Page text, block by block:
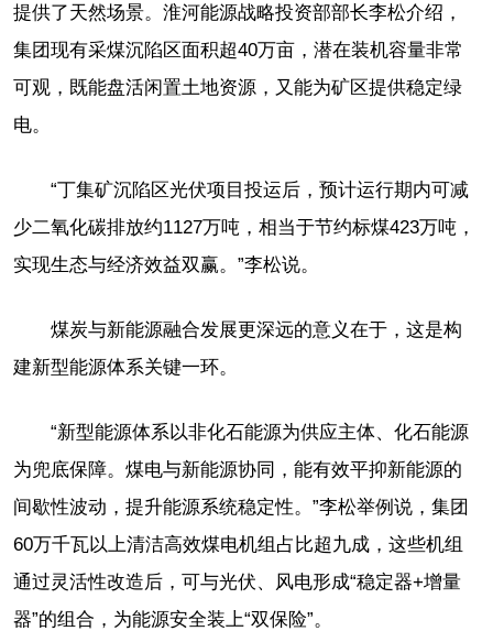
提供了天然场景。淮河能源战略投资部部长李松介绍，
集团现有采煤沉陷区面积超40万亩，潜在装机容量非常
可观，既能盘活闲置土地资源，又能为矿区提供稳定绿
电。
“丁集矿沉陷区光伏项目投运后，预计运行期内可减
少二氧化碳排放约1127万吨，相当于节约标煤423万吨，
实现生态与经济效益双赢。”李松说。
煤炭与新能源融合发展更深远的意义在于，这是构
建新型能源体系关键一环。
“新型能源体系以非化石能源为供应主体、化石能源
为兜底保障。煤电与新能源协同，能有效平抑新能源的
间歇性波动，提升能源系统稳定性。”李松举例说，集团
60万千瓦以上清洁高效煤电机组占比超九成，这些机组
通过灵活性改造后，可与光伏、风电形成“稳定器+增量
器”的组合，为能源安全装上“双保险”。